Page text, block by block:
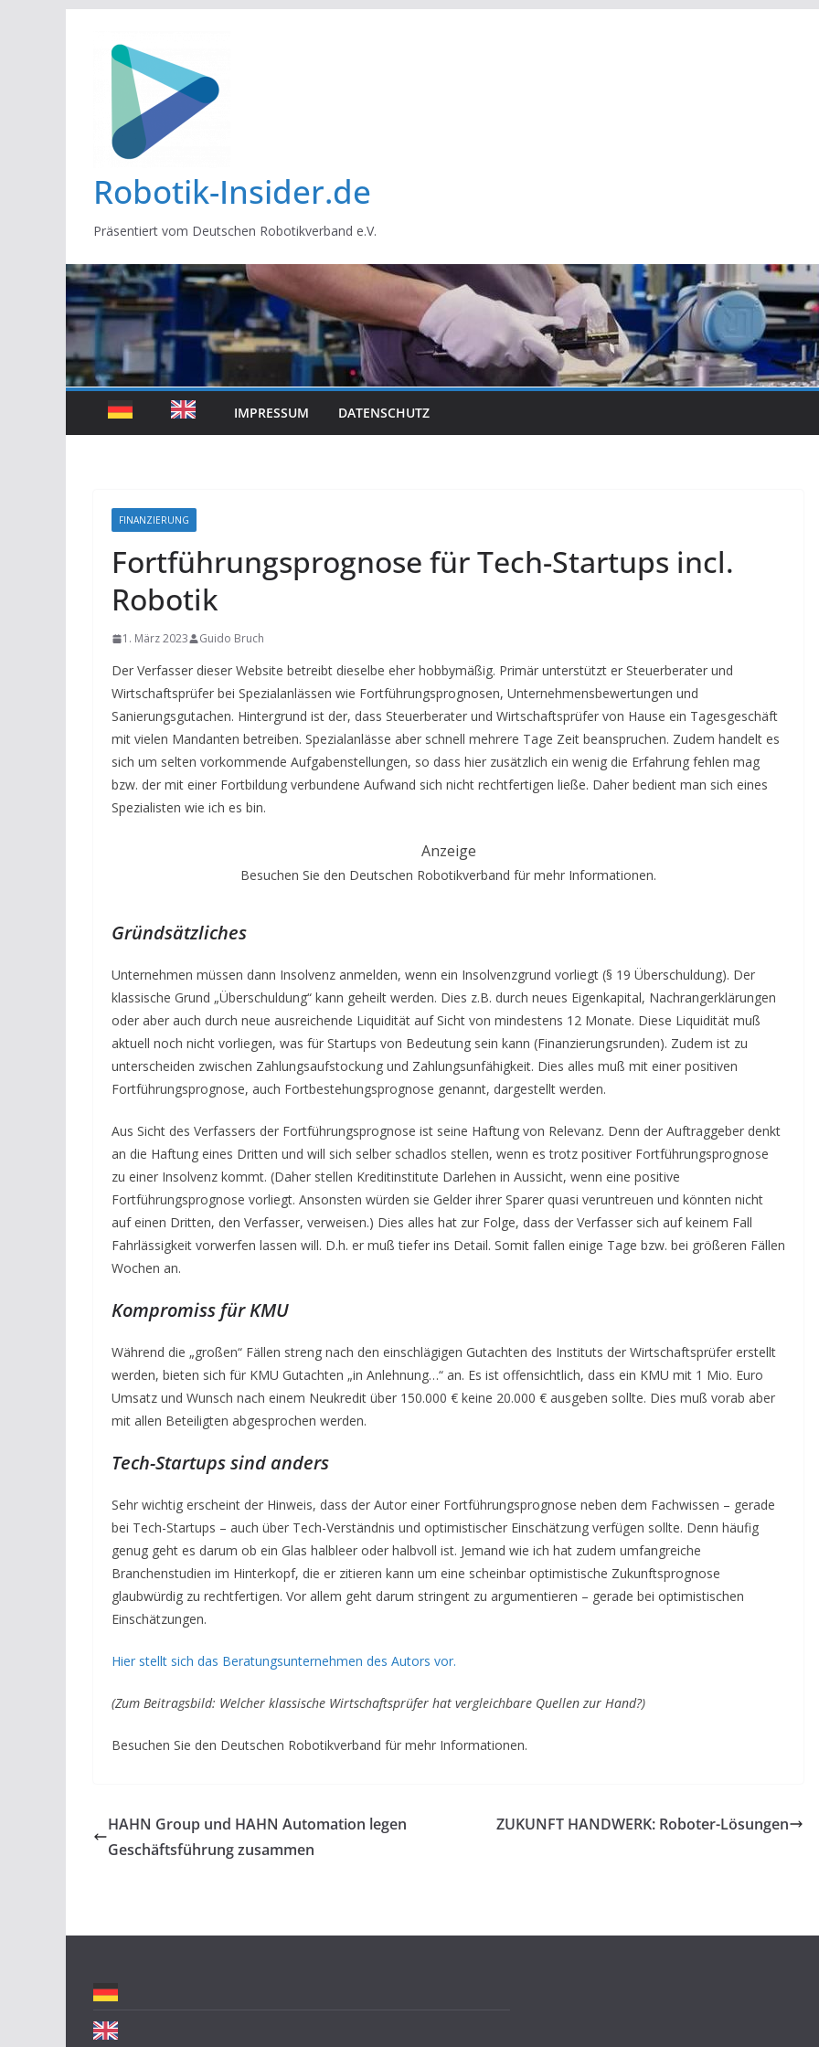
springen
Robotik-Insider.de
Präsentiert vom Deutschen Robotikverband e.V.
IMPRESSUM DATENSCHUTZ
FINANZIERUNG
Fortführungsprognose für Tech-Startups incl.
Robotik
1. März 2023 Guido Bruch
Der Verfasser dieser Website betreibt dieselbe eher hobbymäßig. Primär unterstützt er Steuerberater und
Wirtschaftsprüfer bei Spezialanlässen wie Fortführungsprognosen, Unternehmensbewertungen und
Sanierungsgutachen. Hintergrund ist der, dass Steuerberater und Wirtschaftsprüfer von Hause ein Tagesgeschäft
mit vielen Mandanten betreiben. Spezialanlässe aber schnell mehrere Tage Zeit beanspruchen. Zudem handelt es
sich um selten vorkommende Aufgabenstellungen, so dass hier zusätzlich ein wenig die Erfahrung fehlen mag
bzw. der mit einer Fortbildung verbundene Aufwand sich nicht rechtfertigen ließe. Daher bedient man sich eines
Spezialisten wie ich es bin.
Anzeige
Besuchen Sie den Deutschen Robotikverband für mehr Informationen.
Gründsätzliches
Unternehmen müssen dann Insolvenz anmelden, wenn ein Insolvenzgrund vorliegt (§ 19 Überschuldung). Der
klassische Grund „Überschuldung“ kann geheilt werden. Dies z.B. durch neues Eigenkapital, Nachrangerklärungen
oder aber auch durch neue ausreichende Liquidität auf Sicht von mindestens 12 Monate. Diese Liquidität muß
aktuell noch nicht vorliegen, was für Startups von Bedeutung sein kann (Finanzierungsrunden). Zudem ist zu
unterscheiden zwischen Zahlungsaufstockung und Zahlungsunfähigkeit. Dies alles muß mit einer positiven
Fortführungsprognose, auch Fortbestehungsprognose genannt, dargestellt werden.
Aus Sicht des Verfassers der Fortführungsprognose ist seine Haftung von Relevanz. Denn der Auftraggeber denkt
an die Haftung eines Dritten und will sich selber schadlos stellen, wenn es trotz positiver Fortführungsprognose
zu einer Insolvenz kommt. (Daher stellen Kreditinstitute Darlehen in Aussicht, wenn eine positive
Fortführungsprognose vorliegt. Ansonsten würden sie Gelder ihrer Sparer quasi veruntreuen und könnten nicht
auf einen Dritten, den Verfasser, verweisen.) Dies alles hat zur Folge, dass der Verfasser sich auf keinem Fall
Fahrlässigkeit vorwerfen lassen will. D.h. er muß tiefer ins Detail. Somit fallen einige Tage bzw. bei größeren Fällen
Wochen an.
Kompromiss für KMU
Während die „großen“ Fällen streng nach den einschlägigen Gutachten des Instituts der Wirtschaftsprüfer erstellt
werden, bieten sich für KMU Gutachten „in Anlehnung…“ an. Es ist offensichtlich, dass ein KMU mit 1 Mio. Euro
Umsatz und Wunsch nach einem Neukredit über 150.000 € keine 20.000 € ausgeben sollte. Dies muß vorab aber
mit allen Beteiligten abgesprochen werden.
Tech-Startups sind anders
Sehr wichtig erscheint der Hinweis, dass der Autor einer Fortführungsprognose neben dem Fachwissen – gerade
bei Tech-Startups – auch über Tech-Verständnis und optimistischer Einschätzung verfügen sollte. Denn häufig
genug geht es darum ob ein Glas halbleer oder halbvoll ist. Jemand wie ich hat zudem umfangreiche
Branchenstudien im Hinterkopf, die er zitieren kann um eine scheinbar optimistische Zukunftsprognose
glaubwürdig zu rechtfertigen. Vor allem geht darum stringent zu argumentieren – gerade bei optimistischen
Einschätzungen.
Hier stellt sich das Beratungsunternehmen des Autors vor.
(Zum Beitragsbild: Welcher klassische Wirtschaftsprüfer hat vergleichbare Quellen zur Hand?)
Besuchen Sie den Deutschen Robotikverband für mehr Informationen.
HAHN Group und HAHN Automation legen
Geschäftsführung zusammen
ZUKUNFT HANDWERK: Roboter-Lösungen